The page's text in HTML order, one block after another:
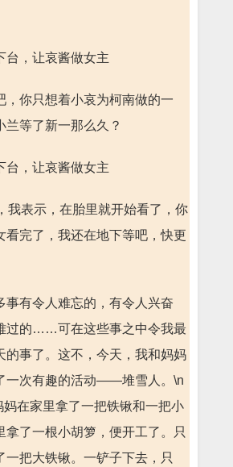
台，让哀酱做女主
，你只想着小哀为柯南做的一
兰等了新一那么久？
台，让哀酱做女主
我表示，在胎里就开始看了，你
看完了，我还在地下等吧，快更
事有令人难忘的，有令人兴奋
过的……可在这些事之中令我最
的事了。这不，今天，我和妈妈
一次有趣的活动——堆雪人。\n
妈在家里拿了一把铁锹和一把小
拿了一根小胡箩，便开工了。只
一把大铁锹。一铲子下去，只